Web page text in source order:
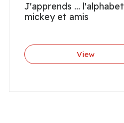
J'apprends ... l'alphabet
mickey et amis
View